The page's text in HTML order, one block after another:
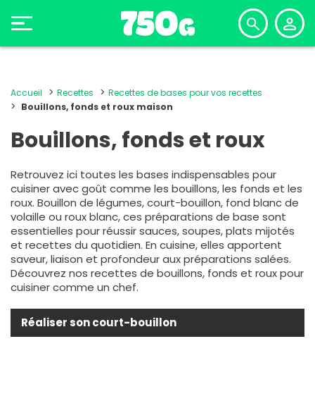
Accueil Recettes
Recettes de bases pour vos recettes
Bouillons, fonds et roux maison
Bouillons, fonds et roux
Retrouvez ici toutes les bases indispensables pour
cuisiner avec goût comme les bouillons, les fonds et les
roux. Bouillon de légumes, court-bouillon, fond blanc de
volaille ou roux blanc, ces préparations de base sont
essentielles pour réussir sauces, soupes, plats mijotés
et recettes du quotidien. En cuisine, elles apportent
saveur, liaison et profondeur aux préparations salées.
Découvrez nos recettes de bouillons, fonds et roux pour
cuisiner comme un chef.
Réaliser son court-bouillon